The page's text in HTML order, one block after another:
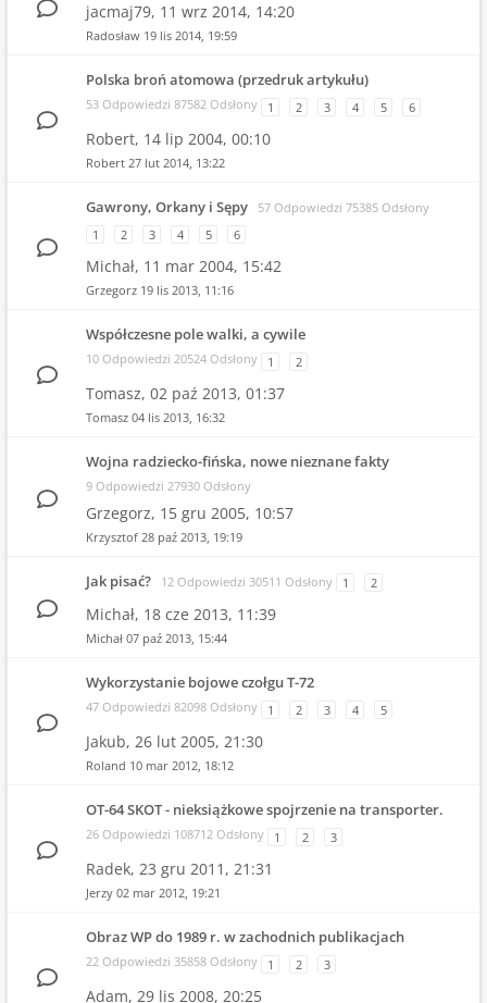
jacmaj79, 11 wrz 2014, 14:20
Radosław 19 lis 2014, 19:59
Polska broń atomowa (przedruk artykułu)
53 Odpowiedzi 87582 Odsłony 1 2 3 4 5 6
Robert, 14 lip 2004, 00:10
Robert 27 lut 2014, 13:22
Gawrony, Orkany i Sępy
57 Odpowiedzi 75385 Odsłony
1
2 3 4 5 6
Michał, 11 mar 2004, 15:42
Grzegorz 19 lis 2013, 11:16
Współczesne pole walki, a cywile
10 Odpowiedzi 20524 Odsłony 1 2
Tomasz, 02 paź 2013, 01:37
Tomasz 04 lis 2013, 16:32
Wojna radziecko-fińska, nowe nieznane fakty
9 Odpowiedzi 27930 Odsłony
Grzegorz, 15 gru 2005, 10:57
Krzysztof 28 paź 2013, 19:19
Jak pisać? 12 Odpowiedzi 30511 Odsłony 1 2
Michał, 18 cze 2013, 11:39
Michał 07 paź 2013, 15:44
Wykorzystanie bojowe czołgu T-72
47 Odpowiedzi 82098 Odsłony 1 2 3 4 5
Jakub, 26 lut 2005, 21:30
Roland 10 mar 2012, 18:12
OT-64 SKOT - nieksiążkowe spojrzenie na transporter.
26 Odpowiedzi 108712 Odsłony 1 2 3
Radek, 23 gru 2011, 21:31
Jerzy 02 mar 2012, 19:21
Obraz WP do 1989 r. w zachodnich publikacjach
22 Odpowiedzi 35858 Odsłony 1 2 3
Adam, 29 lis 2008, 20:25